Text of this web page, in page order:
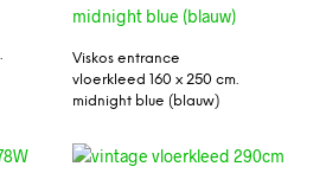
Viskos entrance
vloerkleed 160 x 250 cm.
midnight blue (blauw)